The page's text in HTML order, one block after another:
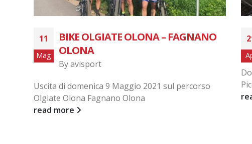
11
Mag
BIKE OLGIATE OLONA – FAGNANO
OLONA
Byavisport
Uscita di domenica 9 Maggio 2021 sul percorso
Olgiate Olona Fagnano Olona
read more